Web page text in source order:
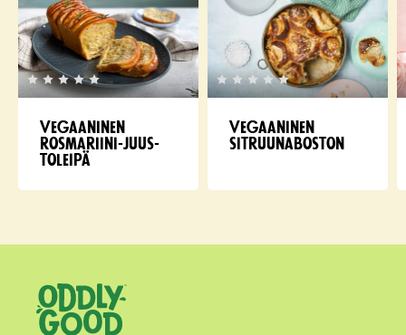
Vegaaninen
rosmariini-juus­
toleipä
Vegaaninen
sitruunaboston